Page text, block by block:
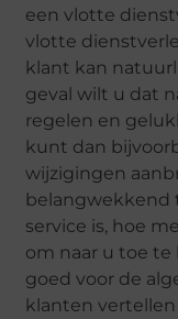
een vlotte
vlotte
klant kan
geval wilt u dat
regelen en
kunt dan
wijzigingen
belangwekkend
service is, hoe
om naar u toe
goed voor de
klanten